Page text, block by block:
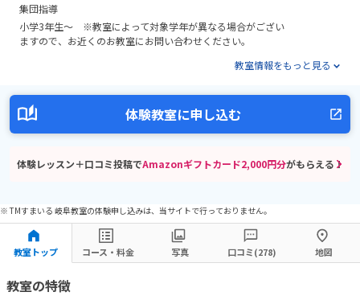
集団指導
小学3年生～ ※教室によって対象学年が異なる場合がござい
ますので、お近くのお教室にお問い合わせください。
教室情報をもっと見る
体験教室に申し込む
体験レッスン＋口コミ投稿でAmazonギフトカード2,000円分がもらえる！
※ TMすまいる 岐阜教室の体験申し込みは、当サイトで行っておりません。
教室トップ コース・料金 写真 口コミ(278) 地図
教室の特徴